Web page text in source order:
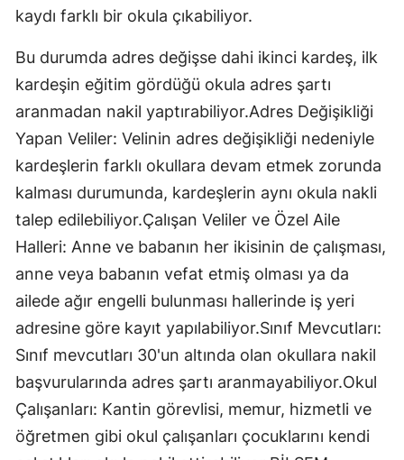
kaydı farklı bir okula çıkabiliyor.
Bu durumda adres değişse dahi ikinci kardeş, ilk
kardeşin eğitim gördüğü okula adres şartı
aranmadan nakil yaptırabiliyor.​Adres Değişikliği
Yapan Veliler: Velinin adres değişikliği nedeniyle
kardeşlerin farklı okullara devam etmek zorunda
kalması durumunda, kardeşlerin aynı okula nakli
talep edilebiliyor.​Çalışan Veliler ve Özel Aile
Halleri: Anne ve babanın her ikisinin de çalışması,
anne veya babanın vefat etmiş olması ya da
ailede ağır engelli bulunması hallerinde iş yeri
adresine göre kayıt yapılabiliyor.​Sınıf Mevcutları:
Sınıf mevcutları 30'un altında olan okullara nakil
başvurularında adres şartı aranmayabiliyor.​Okul
Çalışanları: Kantin görevlisi, memur, hizmetli ve
öğretmen gibi okul çalışanları çocuklarını kendi